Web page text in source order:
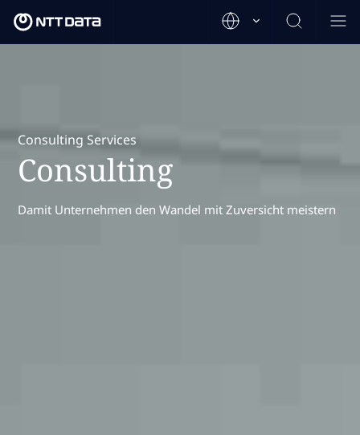
Consulting Services
Consulting
Damit Unternehmen den Wandel mit Zuversicht meistern